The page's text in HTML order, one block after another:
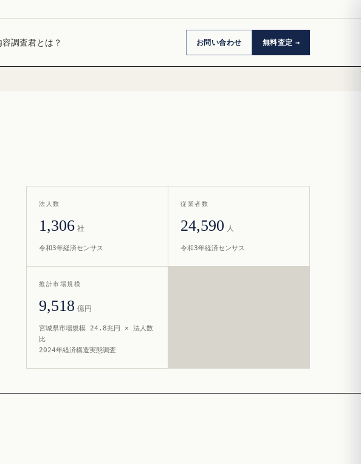
容調査君とは？ お問い合わせ 無料査定
法人数
1,306 社
令和3年経済センサス
従業者数
24,590 人
令和3年経済センサス
推計市場規模
9,518 億円
宮城県市場規模 24.8兆円 × 法人数
比
2024年経済構造実態調査